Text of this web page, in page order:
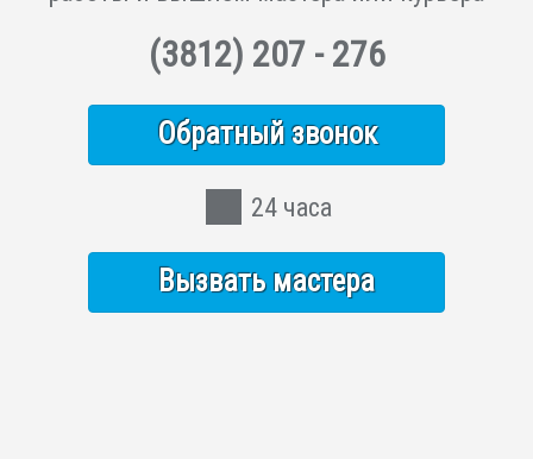
(3812) 207 - 276
Обратный звонок
24 часа
Вызвать мастера